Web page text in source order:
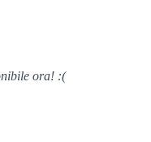
ora! :(